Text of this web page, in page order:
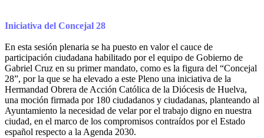
Iniciativa del Concejal 28
En esta sesión plenaria se ha puesto en valor el cauce de
participación ciudadana habilitado por el equipo de Gobierno de
Gabriel Cruz en su primer mandato, como es la figura del “Concejal
28”, por la que se ha elevado a este Pleno una iniciativa de la
Hermandad Obrera de Acción Católica de la Diócesis de Huelva,
una moción firmada por 180 ciudadanos y ciudadanas, planteando al
Ayuntamiento la necesidad de velar por el trabajo digno en nuestra
ciudad, en el marco de los compromisos contraídos por el Estado
español respecto a la Agenda 2030.